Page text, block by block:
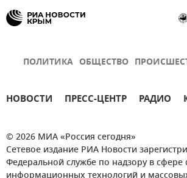
ПОЛИТИКА ОБЩЕСТВО
НОВОСТИ ПРЕСС-ЦЕНТР РАДИО
© 2026 МИА «Россия сегодня»
Сетевое издание РИА Новости
Федеральной службе по надзору в сфере